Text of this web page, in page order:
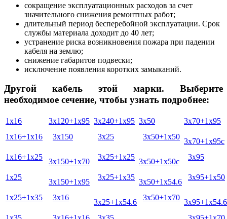
сокращение эксплуатационных расходов за счет
значительного снижения ремонтных работ;
длительный период бесперебойной эксплуатации. Срок
службы материала доходит до 40 лет;
устранение риска возникновения пожара при падении
кабеля на землю;
снижение габаритов подвески;
исключение появления коротких замыканий.
Другой кабель этой марки. Выберите
необходимое сечение, чтобы узнать подробнее:
1х16 3х120+1х95 3х240+1х95 3х50
3х70+1х95
1х16+1х16
3х150 3х25 3х50+1х50
3х70+1х95с
1х16+1х25
3х150+1х70
3х25+1х25
3х50+1х50с
3х95
1х25
3х150+1х95
3х25+1х35
3х50+1х54.6
3х95+1х50
1х25+1х35 3х16
3х25+1х54.6
3х50+1х70
3х95+1х54.6